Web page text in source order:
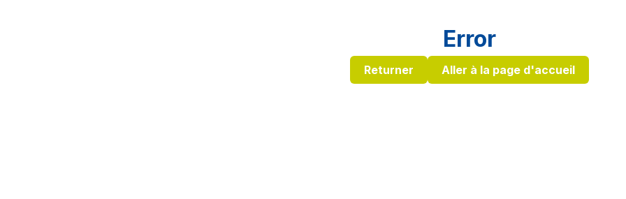
Error
Returner Aller à la page d'accueil